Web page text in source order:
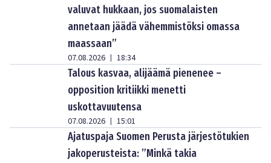
valuvat hukkaan, jos suomalaisten
annetaan jäädä vähemmistöksi omassa
maassaan”
07.08.2026 | 18:34
Talous kasvaa, alijäämä pienenee –
opposition kritiikki menetti
uskottavuutensa
07.08.2026 | 15:01
Ajatuspaja Suomen Perusta järjestötukien
jakoperusteista: ”Minkä takia